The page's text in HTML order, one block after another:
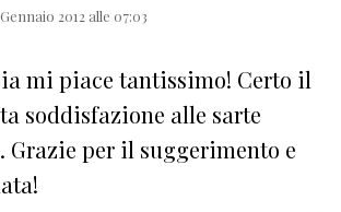
2012 alle 07:03
mi piace tantissimo! Certo il
soddisfazione alle sarte
per il suggerimento e